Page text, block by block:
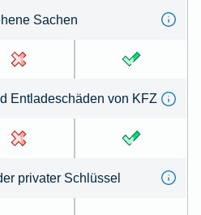
Sachen
Entladeschäden von KFZ
privater Schlüssel